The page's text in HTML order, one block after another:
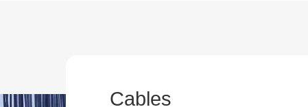
Cables